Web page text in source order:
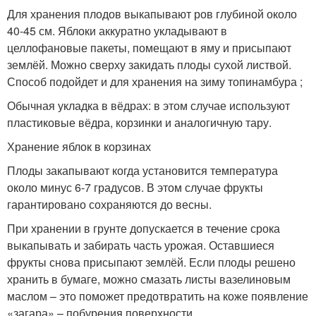
Для хранения плодов выкапывают ров глубиной около
40-45 см. Яблоки аккуратно укладывают в
целлофановые пакеты, помещают в яму и присыпают
землёй. Можно сверху закидать плоды сухой листвой.
Способ подойдет и для хранения на зиму топинамбура ;
Обычная укладка в вёдрах: в этом случае используют
пластиковые вёдра, корзинки и аналогичную тару.
Хранение яблок в корзинах
Плоды закапывают когда установится температура
около минус 6-7 градусов. В этом случае фрукты
гарантировано сохраняются до весны.
При хранении в грунте допускается в течение срока
выкапывать и забирать часть урожая. Оставшиеся
фрукты снова присыпают землёй. Если плоды решено
хранить в бумаге, можно смазать листы вазелиновым
маслом – это поможет предотвратить на коже появление
«загара» – побурения поверхности.